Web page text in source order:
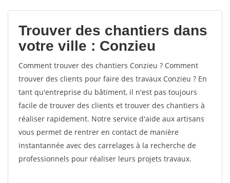
votes
Trouver des chantiers dans
votre ville : Conzieu
Comment trouver des chantiers Conzieu ? Comment
trouver des clients pour faire des travaux Conzieu ? En
tant qu'entreprise du bâtiment, il n'est pas toujours
facile de trouver des clients et trouver des chantiers à
réaliser rapidement. Notre service d'aide aux artisans
vous permet de rentrer en contact de manière
instantannée avec des carrelages à la recherche de
professionnels pour réaliser leurs projets travaux.